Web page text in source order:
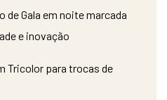
de Gala em noite marcada
e inovação
Tricolor para trocas de